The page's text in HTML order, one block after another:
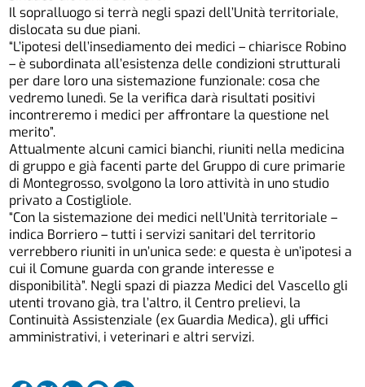
Il sopralluogo si terrà negli spazi dell’Unità territoriale,
dislocata su due piani.
“L’ipotesi dell’insediamento dei medici – chiarisce Robino
– è subordinata all’esistenza delle condizioni strutturali
per dare loro una sistemazione funzionale: cosa che
vedremo lunedì. Se la verifica darà risultati positivi
incontreremo i medici per affrontare la questione nel
merito”.
Attualmente alcuni camici bianchi, riuniti nella medicina
di gruppo e già facenti parte del Gruppo di cure primarie
di Montegrosso, svolgono la loro attività in uno studio
privato a Costigliole.
“Con la sistemazione dei medici nell’Unità territoriale –
indica Borriero – tutti i servizi sanitari del territorio
verrebbero riuniti in un’unica sede: e questa è un’ipotesi a
cui il Comune guarda con grande interesse e
disponibilità”. Negli spazi di piazza Medici del Vascello gli
utenti trovano già, tra l’altro, il Centro prelievi, la
Continuità Assistenziale (ex Guardia Medica), gli uffici
amministrativi, i veterinari e altri servizi.